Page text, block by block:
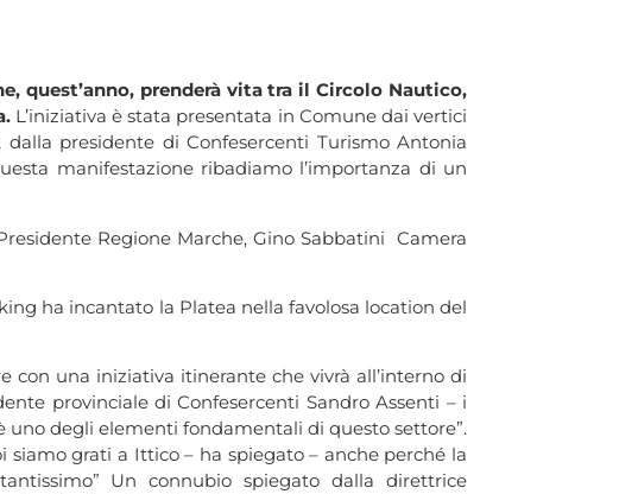
quest’anno, prenderà vita tra il Circolo Nautico,
L’iniziativa è stata presentata in Comune dai vertici
presidente di Confesercenti Turismo Antonia
manifestazione ribadiamo l’importanza di un
Regione Marche, Gino Sabbatini Camera
ha incantato la Platea nella favolosa location del
una iniziativa itinerante che vivrà all’interno di
provinciale di Confesercenti Sandro Assenti – i
degli elementi fondamentali di questo settore”.
siamo grati a Ittico – ha spiegato – anche perché la
Un connubio spiegato dalla direttrice